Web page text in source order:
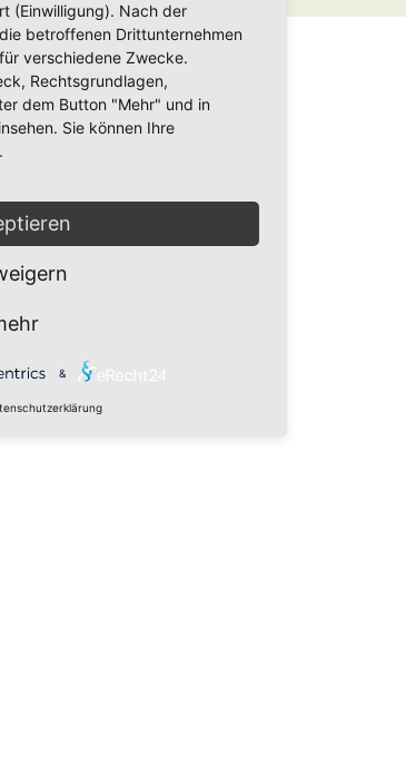
(Einwilligung). Nach der
betroffenen Drittunternehmen
verschiedene Zwecke.
Rechtsgrundlagen,
dem Button "Mehr" und in
Sie können Ihre
&